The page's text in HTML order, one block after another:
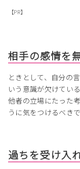
【PR】
相手の感情を
ときとして、自分の
いう意識が欠けてい
他者の立場にたった
うに気をつけるべきで
過ちを受け入